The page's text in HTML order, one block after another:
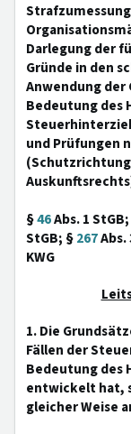
Darlegung der
Gründe in den
Anwendung
Bedeutung des
und Prüfungen
§46Abs. 1
StGB; §267Abs.
KWG
1. Die
Fällen der
Bedeutung des
entwickelt hat,
gleicher Weise